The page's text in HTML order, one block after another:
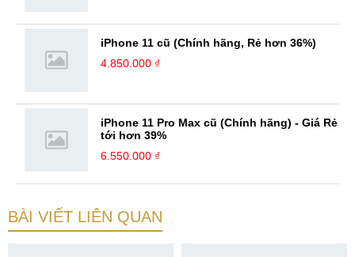
iPhone 11 cũ (Chính hãng, Rẻ hơn 36%)
4.850.000 ₫
iPhone 11 Pro Max cũ (Chính hãng) - Giá Rẻ
tới hơn 39%
6.550.000 ₫
BÀI VIẾT LIÊN QUAN